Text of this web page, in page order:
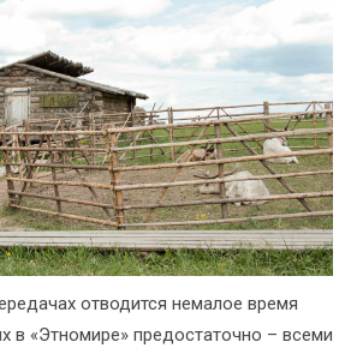
отводится немалое время
в «Этномире» предостаточно – всеми